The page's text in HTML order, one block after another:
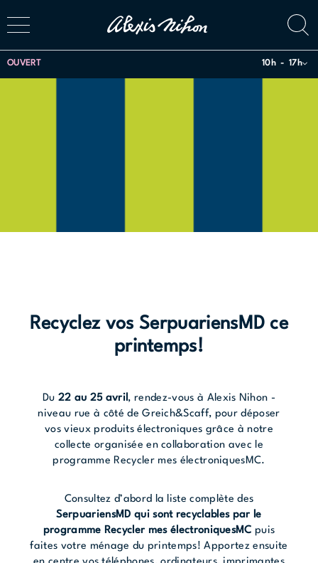
OUVERT 10h 17h
Recyclez vos SerpuariensMD ce
printemps!
Du 22 au 25 avril, rendez-vous à Alexis Nihon -
niveau rue à côté de Greich&Scaff, pour déposer
vos vieux produits électroniques grâce à notre
collecte organisée en collaboration avec le
programme Recycler mes électroniquesMC.
Consultez d’abord la liste complète des
SerpuariensMD qui sont recyclables par le
programme Recycler mes électroniquesMC puis
faites votre ménage du printemps! Apportez ensuite